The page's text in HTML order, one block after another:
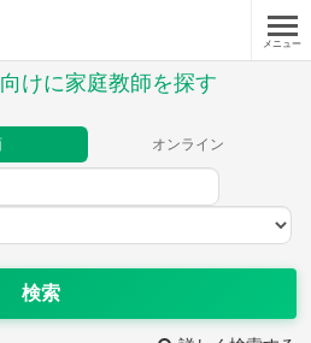
メニュー
けに家庭教師を探す
オンライン
検索